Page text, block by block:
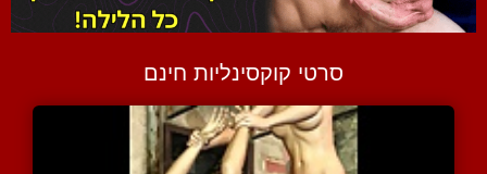
סרטי קוקסינליות חינם